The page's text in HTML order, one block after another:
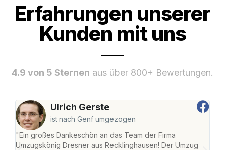
Erfahrungen unserer
Kunden mit uns
4.9 von 5 Sternen aus über 800+ Bewertungen.
Ulrich Gerste
ist nach Genf umgezogen
"Ein großes Dankeschön an das Team der Firma
Umzugskönig Dresner aus Recklinghausen! Der Umzug